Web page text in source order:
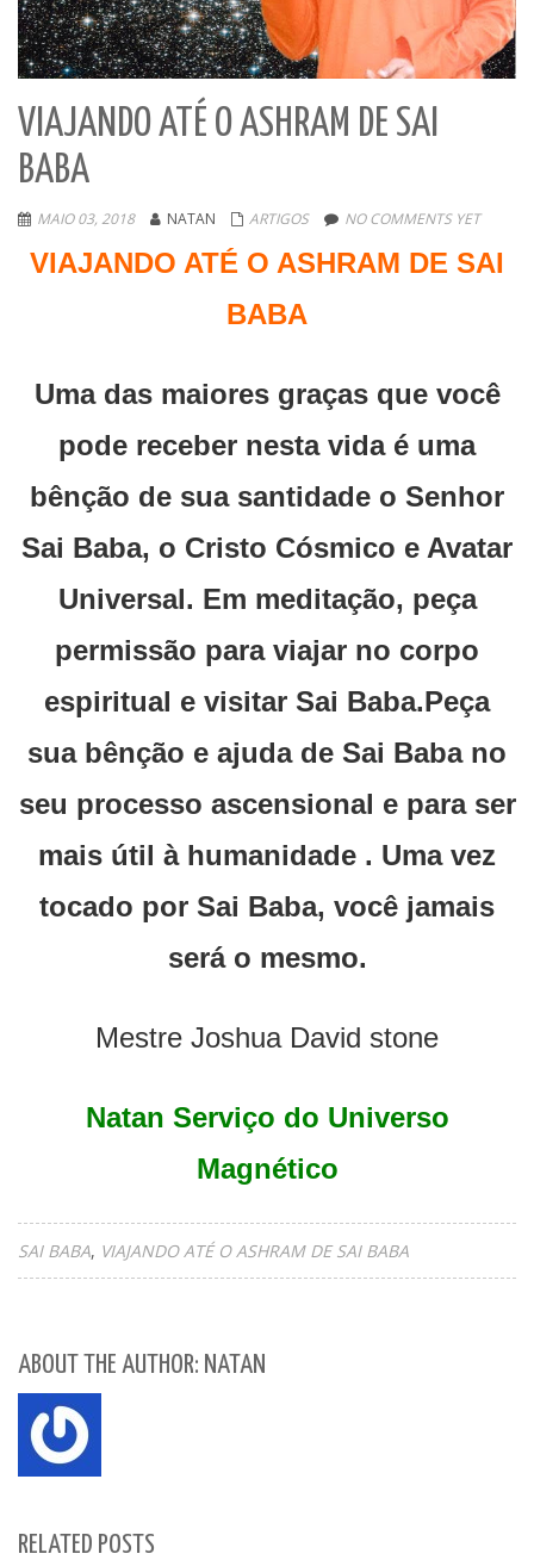
VIAJANDO ATÉ O ASHRAM DE SAI
BABA
MAIO 03, 2018 NATAN ARTIGOS NO COMMENTS YET
VIAJANDO ATÉ O ASHRAM DE SAI
BABA
Uma das maiores graças que você
pode receber nesta vida é uma
bênção de sua santidade o Senhor
Sai Baba, o Cristo Cósmico e Avatar
Universal. Em meditação, peça
permissão para viajar no corpo
espiritual e visitar Sai Baba.Peça
sua bênção e ajuda de Sai Baba no
seu processo ascensional e para ser
mais útil à humanidade . Uma vez
tocado por Sai Baba, você jamais
será o mesmo.
Mestre Joshua David stone
Natan Serviço do Universo
Magnético
SAI BABA VIAJANDO ATÉ O ASHRAM DE SAI BABA
ABOUT THE AUTHOR: NATAN
RELATED POSTS